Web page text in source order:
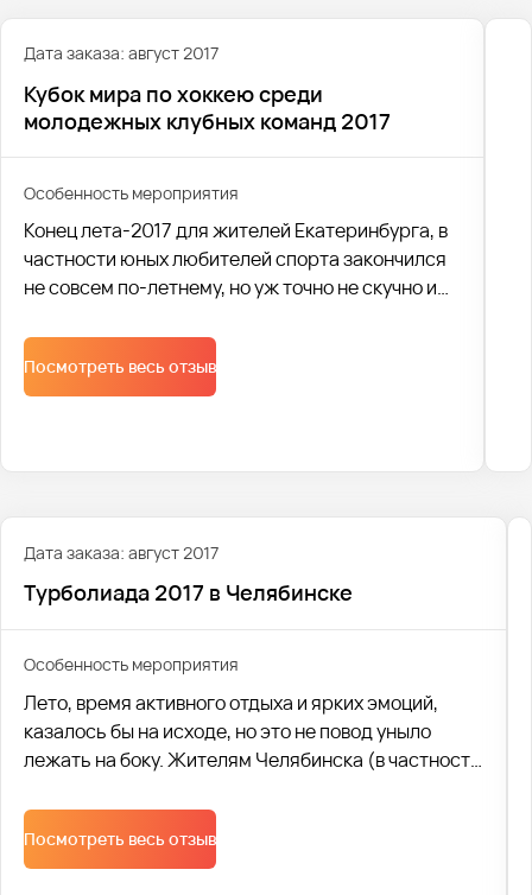
Дата заказа: август 2017
Кубок мира по хоккею среди
молодежных клубных команд 2017
Особенность мероприятия
Конец лета-2017 для жителей Екатеринбурга, в
частности юных любителей спорта закончился
не совсем по-летнему, но уж точно не скучно и
Посмотреть весь отзыв
Дата заказа: август 2017
Турболиада 2017 в Челябинске
Особенность мероприятия
Лето, время активного отдыха и ярких эмоций,
казалось бы на исходе, но это не повод уныло
лежать на боку. Жителям Челябинска (в частности
последний месяц лета точно не пришлось скучать.
Ведь 5 августа город наконец посетил
долгожданный (хоть и организованный в городе
Посмотреть весь отзыв